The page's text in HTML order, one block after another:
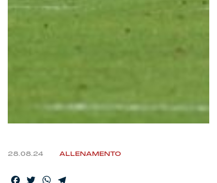
Caffè Boasi x Genoa
28.08.24 ALLENAMENTO
Facebook
TwitterWhatsApp